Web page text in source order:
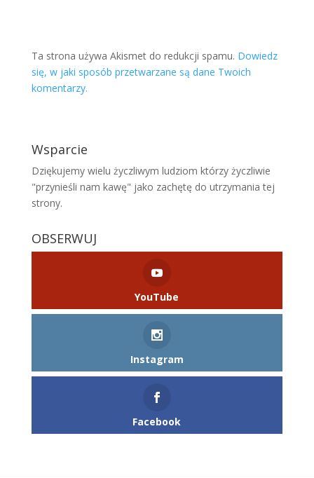
Ta strona używa Akismet do redukcji spamu. Dowiedz
się, w jaki sposób przetwarzane są dane Twoich
komentarzy.
Wsparcie
Dziękujemy wielu życzliwym ludziom którzy życzliwie
"przynieśli nam kawę" jako zachętę do utrzymania tej
strony.
OBSERWUJ
YouTube
Instagram
Facebook